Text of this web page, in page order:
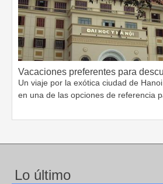
Vacaciones preferentes para
Un viaje por la exótica ciudad de
en una de las opciones de referencia
Lo último